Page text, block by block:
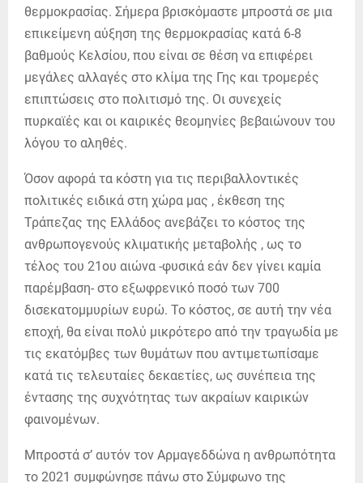
θερμοκρασίας. Σήμερα βρισκόμαστε μπροστά σε μια
επικείμενη αύξηση της θερμοκρασίας κατά 6-8
βαθμούς Κελσίου, που είναι σε θέση να επιφέρει
μεγάλες αλλαγές στο κλίμα της Γης και τρομερές
επιπτώσεις στο πολιτισμό της. Οι συνεχείς
πυρκαϊές και οι καιρικές θεομηνίες βεβαιώνουν του
λόγου το αληθές.
Όσον αφορά τα κόστη για τις περιβαλλοντικές
πολιτικές ειδικά στη χώρα μας , έκθεση της
Τράπεζας της Ελλάδος ανεβάζει το κόστος της
ανθρωπογενούς κλιματικής μεταβολής , ως το
τέλος του 21ου αιώνα -φυσικά εάν δεν γίνει καμία
παρέμβαση- στο εξωφρενικό ποσό των 700
δισεκατομμυρίων ευρώ. Το κόστος, σε αυτή την νέα
εποχή, θα είναι πολύ μικρότερο από την τραγωδία με
τις εκατόμβες των θυμάτων που αντιμετωπίσαμε
κατά τις τελευταίες δεκαετίες, ως συνέπεια της
έντασης της συχνότητας των ακραίων καιρικών
φαινομένων.
Μπροστά σ’ αυτόν τον Αρμαγεδδώνα η ανθρωπότητα
το 2021 συμφώνησε πάνω στο Σύμφωνο της